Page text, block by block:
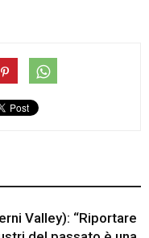
Valley): “Riportare